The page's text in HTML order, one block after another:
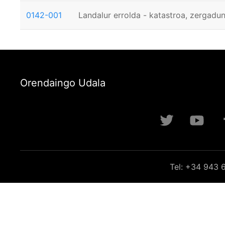
0142-001 Landalur errolda - katastroa,
Orendaingo Udala
Tel: +34 943